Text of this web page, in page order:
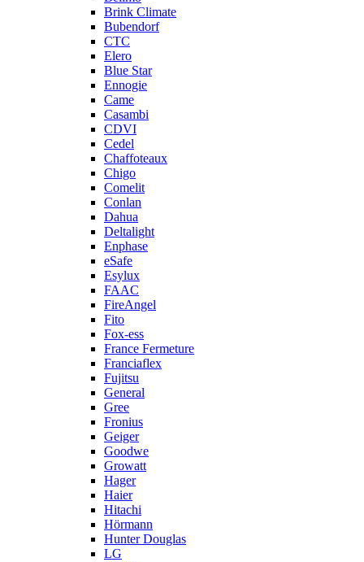
Brink Climate
Bubendorf
CTC
Elero
Blue Star
Ennogie
Came
Casambi
CDVI
Cedel
Chaffoteaux
Chigo
Comelit
Conlan
Dahua
Deltalight
Enphase
eSafe
Esylux
FAAC
FireAngel
Fito
Fox-ess
France Fermeture
Franciaflex
Fujitsu
General
Gree
Fronius
Geiger
Goodwe
Growatt
Hager
Haier
Hitachi
Hörmann
Hunter Douglas
LG